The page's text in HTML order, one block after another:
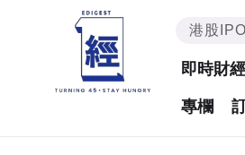
港股IPO
即時財經
專欄